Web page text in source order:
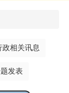
政相关讯息
发表